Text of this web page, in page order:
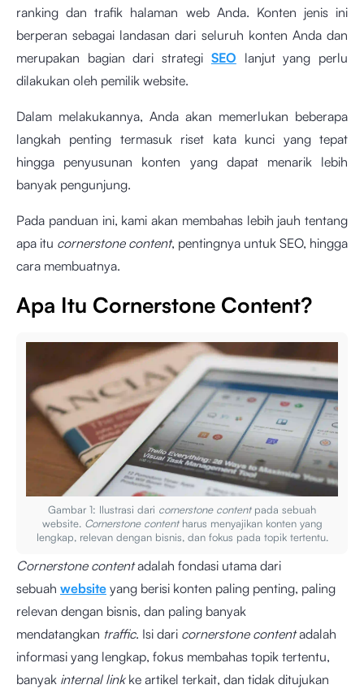
ranking dan trafik halaman web Anda. Konten jenis ini
berperan sebagai landasan dari seluruh konten Anda dan
merupakan bagian dari strategi SEO lanjut yang perlu
dilakukan oleh pemilik website.
Dalam melakukannya, Anda akan memerlukan beberapa
langkah penting termasuk riset kata kunci yang tepat
hingga penyusunan konten yang dapat menarik lebih
banyak pengunjung.
Pada panduan ini, kami akan membahas lebih jauh tentang
apa itu cornerstone content, pentingnya untuk SEO, hingga
cara membuatnya.
Apa Itu Cornerstone Content?
Gambar 1: Ilustrasi dari cornerstone contentpada sebuah
website. Cornerstone contentharus menyajikan konten yang
lengkap, relevan dengan bisnis, dan fokus pada topik tertentu.
Cornerstone contentadalah fondasi utama dari
sebuah website yang berisi konten paling penting, paling
relevan dengan bisnis, dan paling banyak
mendatangkan traffic. Isi dari cornerstone contentadalah
informasi yang lengkap, fokus membahas topik tertentu,
banyak internal linkke artikel terkait, dan tidak ditujukan